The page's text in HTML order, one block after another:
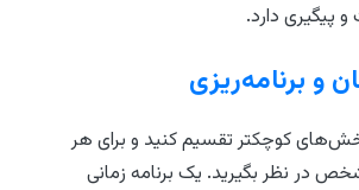
و پیگیری دارد.
و برنامه‌ریزی
بخش‌های کوچکتر تقسیم کنید و برای هر
در نظر بگیرید. یک برنامه زمانی